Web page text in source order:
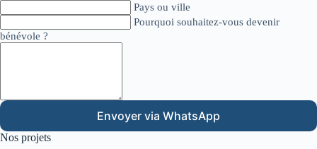
Pays ou ville
Pourquoi souhaitez-vous devenir
bénévole ?
Envoyer via WhatsApp
Nos projets